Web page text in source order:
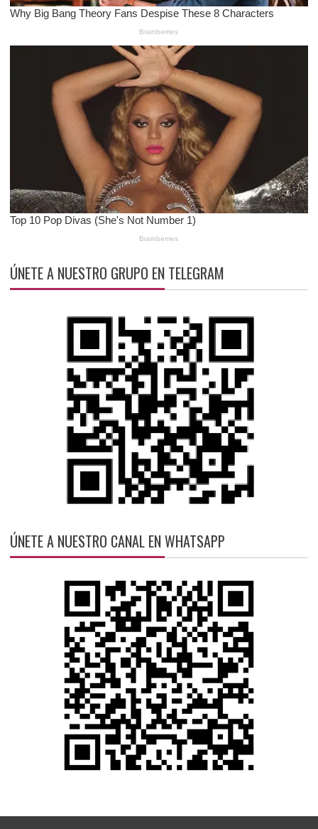
ÚNETE A NUESTRO GRUPO EN TELEGRAM
ÚNETE A NUESTRO CANAL EN WHATSAPP